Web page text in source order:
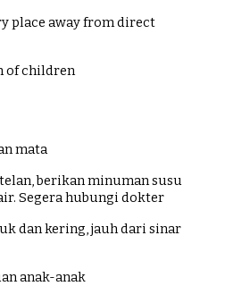
place away from direct
of children
mata
berikan minuman susu
Segera hubungi dokter
dan kering, jauh dari sinar
anak-anak